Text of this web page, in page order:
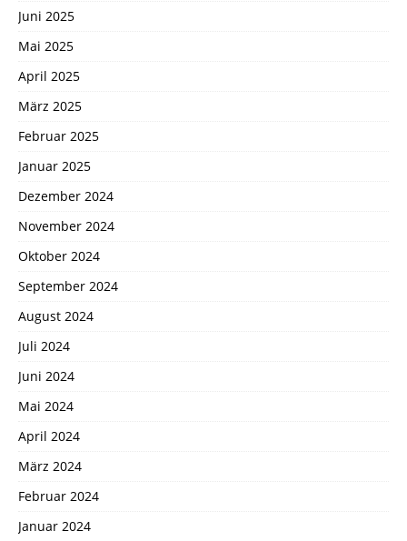
Juni 2025
Mai 2025
April 2025
März 2025
Februar 2025
Januar 2025
Dezember 2024
November 2024
Oktober 2024
September 2024
August 2024
Juli 2024
Juni 2024
Mai 2024
April 2024
März 2024
Februar 2024
Januar 2024